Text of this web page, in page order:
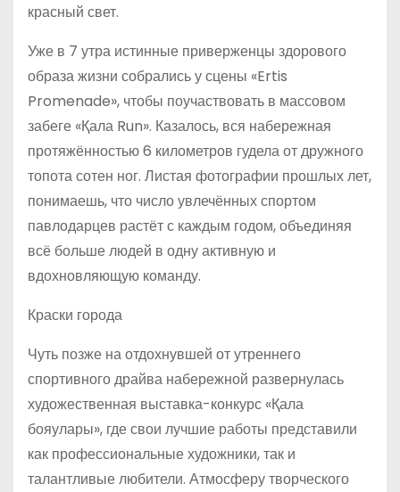
красный свет.
Уже в 7 утра истинные приверженцы здорового
образа жизни собрались у сцены «Ertis
Promenade», чтобы поучаствовать в массовом
забеге «Қала Run». Казалось, вся набережная
протяжённостью 6 километров гудела от дружного
топота сотен ног. Листая фотографии прошлых лет,
понимаешь, что число увлечённых спортом
павлодарцев растёт с каждым годом, объединяя
всё больше людей в одну активную и
вдохновляющую команду.
Краски города
Чуть позже на отдохнувшей от утреннего
спортивного драйва набережной развернулась
художественная выставка-конкурс «Қала
бояулары», где свои лучшие работы представили
как профессиональные художники, так и
талантливые любители. Атмосферу творческого